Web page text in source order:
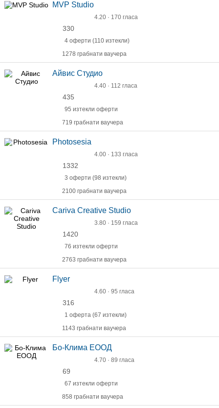
MVP Studio
4.20 · 170 гласа
330
4 оферти (110 изтекли)
1278 грабнати ваучера
Айвис Студио
4.40 · 112 гласа
435
95 изтекли оферти
719 грабнати ваучера
Photosesia
4.00 · 133 гласа
1332
3 оферти (98 изтекли)
2100 грабнати ваучера
Cariva Creative Studio
3.80 · 159 гласа
1420
76 изтекли оферти
2763 грабнати ваучера
Flyer
4.60 · 95 гласа
316
1 оферта (67 изтекли)
1143 грабнати ваучера
Бо-Клима ЕООД
4.70 · 89 гласа
69
67 изтекли оферти
858 грабнати ваучера